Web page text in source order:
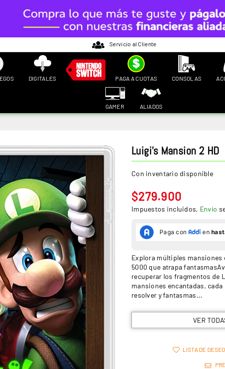
Servicio al Cliente
DIGITALES PAGA A CUOTAS CONSOLAS
GAMER ALIADOS
Luigi’s Mansion 2 HD
Con inventario disponible
Precio
habitual
$279.900
Impuestos incluidos, Envío
Explora múltiples mansiones
5000 que atrapa
recuperar los fragmentos de
mansiones encantadas,
resolver y fantasmas...
VER
LISTA DE